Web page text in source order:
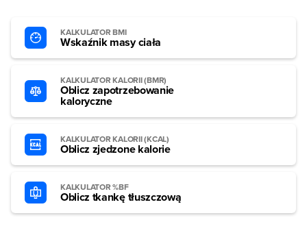
KALKULATOR BMI
Wskaźnik masy ciała
KALKULATOR KALORII (BMR)
Oblicz zapotrzebowanie
kaloryczne
KALKULATOR KALORII (KCAL)
Oblicz zjedzone kalorie
KALKULATOR %BF
Oblicz tkankę tłuszczową